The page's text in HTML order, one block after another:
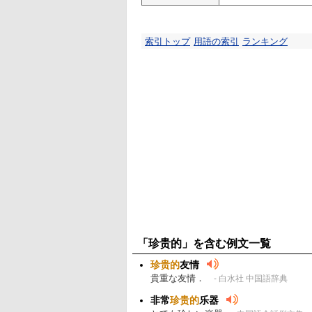
索引トップ 用語の索引 ランキング
「珍贵的」を含む例文一覧
珍贵的友情
貴重な友情． - 白水社 中国語辞典
非常珍贵的乐器